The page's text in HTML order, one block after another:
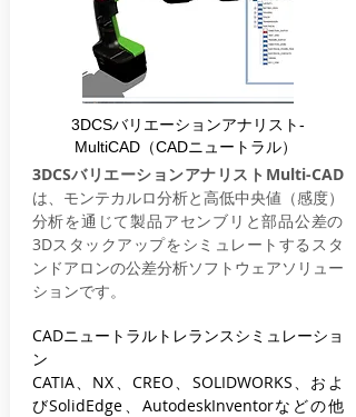
3DCSバリエーションアナリスト-
MultiCAD（CADニュートラル）
3DCSバリエーションアナリストMulti-CAD
は、モンテカルロ分析と高低中央値（感度）
分析を通じて製品アセンブリと部品公差の
3Dスタックアップをシミュレートするスタ
ンドアロンの公差分析ソフトウェアソリュー
ションです。
CADニュートラルトレランスシミュレーショ
ン
CATIA、NX、CREO、SOLIDWORKS、およ
びSolidEdge、AutodeskInventorなどの他